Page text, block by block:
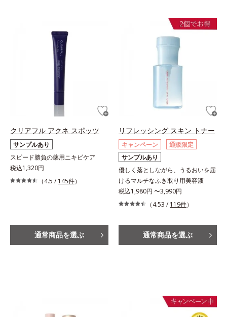
クリアフル アクネ スポッツ
サンプルあり
スピード勝負の薬用ニキビケア
税込1,320円
（4.5 / 145件）
通常商品を選ぶ
リフレッシング スキン トナー
キャンペーン
通販限定
サンプルあり
優しく落としながら、うるおいを届
けるマルチなふき取り用美容液
税込1,980円 〜3,990円
（4.53 / 119件）
通常商品を選ぶ